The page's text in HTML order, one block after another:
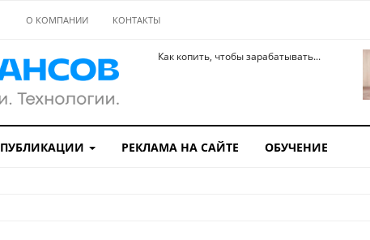
О КОМПАНИИ КОНТАКТЫ
Как копить, чтобы зарабатывать...
ПУБЛИКАЦИИ РЕКЛАМА НА САЙТЕ ОБУЧЕНИЕ